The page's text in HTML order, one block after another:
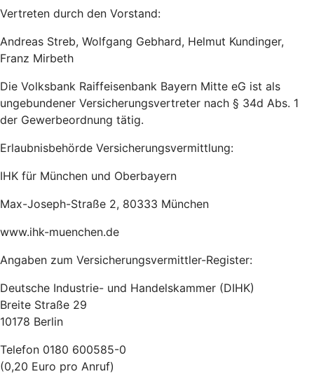
Vertreten durch den Vorstand:
Andreas Streb, Wolfgang Gebhard, Helmut Kundinger,
Franz Mirbeth
Die Volksbank Raiffeisenbank Bayern Mitte eG ist als
ungebundener Versicherungsvertreter nach § 34d Abs. 1
der Gewerbeordnung tätig.
Erlaubnisbehörde Versicherungsvermittlung:
IHK für München und Oberbayern
Max-Joseph-Straße 2, 80333 München
www.ihk-muenchen.de
Angaben zum Versicherungsvermittler-Register:
Deutsche Industrie- und Handelskammer (DIHK)
Breite Straße 29
10178 Berlin
Telefon 0180 600585-0
(0,20 Euro pro Anruf)